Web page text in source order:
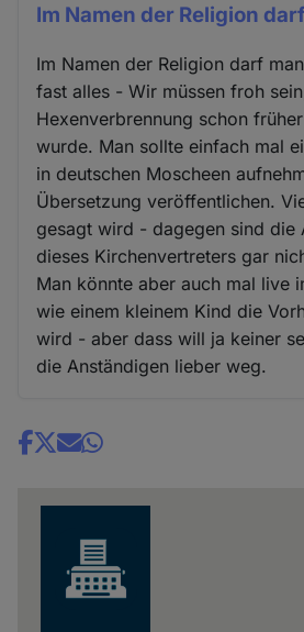
Im Namen der Religion darf
Im Namen der Religion darf
fast alles - Wir müssen froh
Hexenverbrennung schon
wurde. Man sollte einfach mal
in deutschen Moscheen
Übersetzung veröffentlichen.
gesagt wird - dagegen sind die
dieses Kirchenvertreters gar
Man könnte aber auch mal live
wie einem kleinem Kind die
wird - aber dass will ja keiner
die Anständigen lieber weg.
Share